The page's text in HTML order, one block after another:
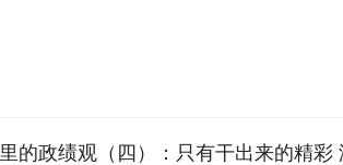
的政绩观（四）：只有干出来的精彩